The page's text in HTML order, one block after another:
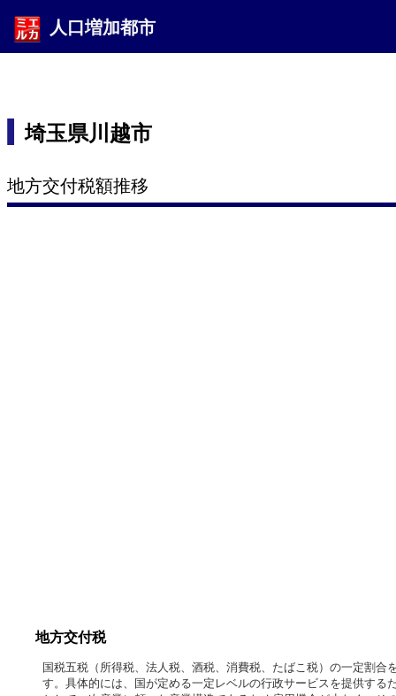
人口増加都市
埼玉県川越市
地方交付税額推移
地方交付税
国税五税（所得税、法人税、酒税、消費税、たばこ税）の一定割
す。具体的には、国が定める一定レベルの行政サービスを提供す